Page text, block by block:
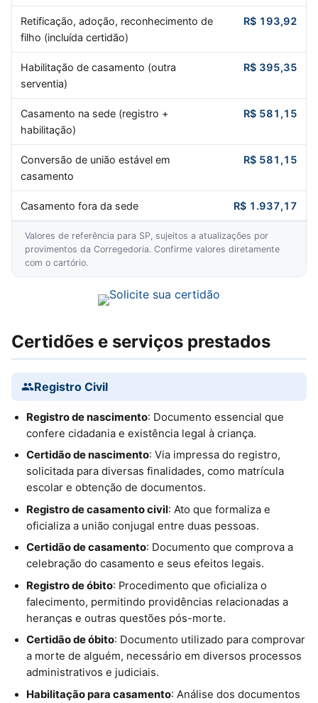
Retificação, adoção, reconhecimento de
filho (incluída certidão)
R$ 193,92
Habilitação de casamento (outra
serventia)
R$ 395,35
Casamento na sede (registro +
habilitação)
R$ 581,15
Conversão de união estável em
casamento
R$ 581,15
Casamento fora da sede R$ 1.937,17
Valores de referência para SP, sujeitos a atualizações por
provimentos da Corregedoria. Confirme valores diretamente
com o cartório.
Certidões e serviços prestados
Registro Civil
Registro de nascimento: Documento essencial que
confere cidadania e existência legal à criança.
Certidão de nascimento: Via impressa do registro,
solicitada para diversas finalidades, como matrícula
escolar e obtenção de documentos.
Registro de casamento civil: Ato que formaliza e
oficializa a união conjugal entre duas pessoas.
Certidão de casamento: Documento que comprova a
celebração do casamento e seus efeitos legais.
Registro de óbito: Procedimento que oficializa o
falecimento, permitindo providências relacionadas a
heranças e outras questões pós-morte.
Certidão de óbito: Documento utilizado para comprovar
a morte de alguém, necessário em diversos processos
administrativos e judiciais.
Habilitação para casamento: Análise dos documentos